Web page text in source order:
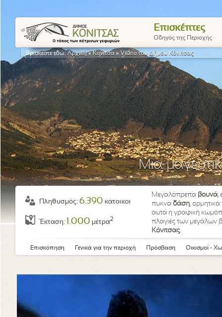
Επισκέπτες
Οδηγός της Περιοχής
Βρίσκεστε εδώ: Αρχική» Κόνιτσα »Video του Δήμου Κόνιτσας
Μια
Πληθυσμός: 6.390 κάτοικοι
Έκταση: 1.000 μέτρα2
Μεγαλόπρεπα βουνά,
πυκνά δάση, ορμητικά
αυτά η γραφική
πλαγιές των μεγάλων
Κόνιτσας.
Επισκόπηση Γενικά για την περιοχή Πρόσβαση Οικισμοί -